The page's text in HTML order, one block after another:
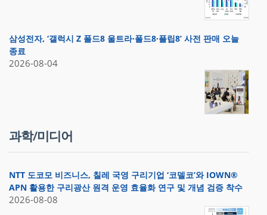
삼성전자, ‘갤럭시 Z 폴드8 울트라·폴드8·플립8’ 사전 판매 오늘
종료
2026-08-04
과학/미디어
NTT 도코모 비즈니스, 칠레 국영 구리기업 ‘코델코’와 IOWN®
APN 활용한 구리광산 원격 운영 효율화 연구 및 개념 검증 착수
2026-08-08